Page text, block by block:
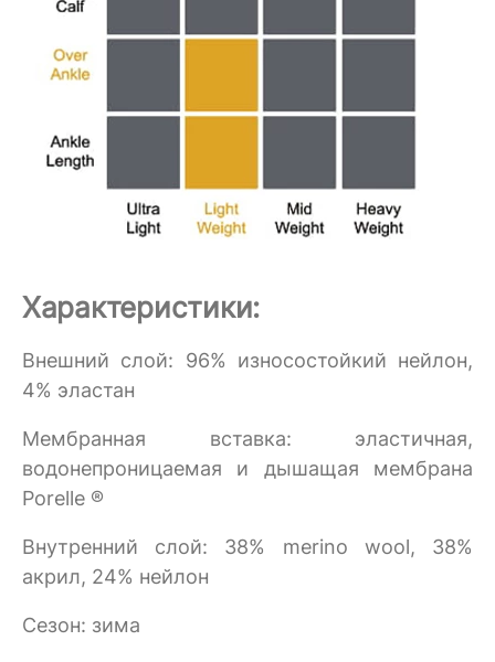
Характеристики:
Внешний слой: 96% износостойкий нейлон,
4% эластан
Мембранная вставка: эластичная,
водонепроницаемая и дышащая мембрана
Porelle ®
Внутренний слой: 38% merino wool, 38%
акрил, 24% нейлон
Сезон: зима